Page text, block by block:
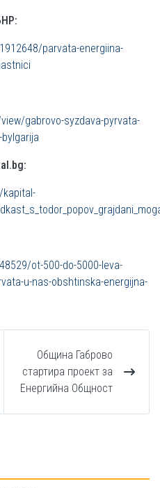
parvata-energiina-
gabrovo-syzdava-pyrvata-
ot-500-do-5000-leva-
u-nas-obshtinska-energijna-
Община Габрово
стартира проект за
Енергийна Общност